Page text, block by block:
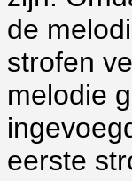
de
strofen
melodie
eerste